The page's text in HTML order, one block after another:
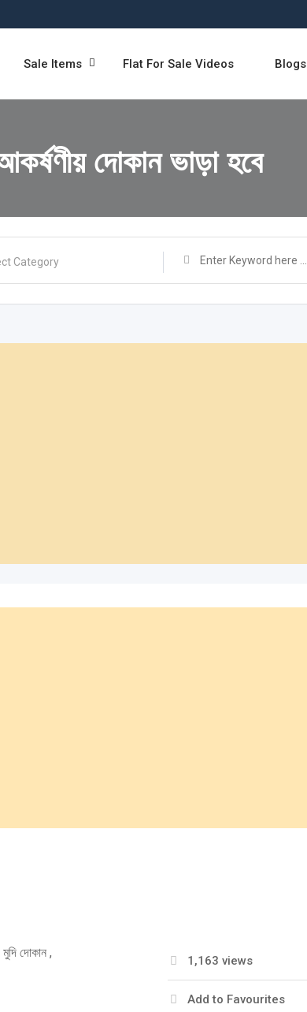
Sale Items Flat For Sale Videos Blogs
দোকান ভাড়া হবে
Category
দোকান ,
1,163 views
Add to Favourites